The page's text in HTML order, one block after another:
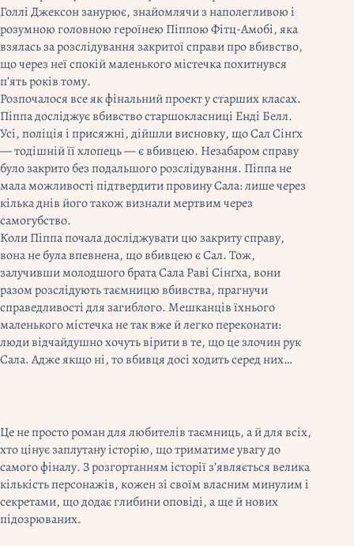
Голлі Джексон занурює, знайомлячи з наполегливою і
розумною головною героїнею Піппою Фітц-Амобі, яка
взялась за розслідування закритої справи про вбивство,
що через неї спокій маленького містечка похитнувся
п’ять років тому.
Розпочалося все як фінальний проект у старших класах.
Піппа досліджує вбивство старшокласниці Енді Белл.
Усі, поліція і присяжні, дійшли висновку, що Сал Сінґх
— тодішній її хлопець — є вбивцею. Незабаром справу
було закрито без подальшого розслідування. Піппа не
мала можливості підтвердити провину Сала: лише через
кілька днів його також визнали мертвим через
самогубство.
Коли Піппа почала досліджувати цю закриту справу,
вона не була впевнена, що вбивцею є Сал. Тож,
залучивши молодшого брата Сала Раві Сінґха, вони
разом розслідують таємницю вбивства, прагнучи
справедливості для загиблого. Мешканців їхнього
маленького містечка не так вже й легко переконати:
люди відчайдушно хочуть вірити в те, що це злочин рук
Сала. Адже якщо ні, то вбивця досі ходить серед них…
Це не просто роман для любителів таємниць, а й для всіх,
хто цінує заплутану історію, що триматиме увагу до
самого фіналу. З розгортанням історії з’являється велика
кількість персонажів, кожен зі своїм власним минулим і
секретами, що додає глибини оповіді, а ще й нових
підозрюваних.